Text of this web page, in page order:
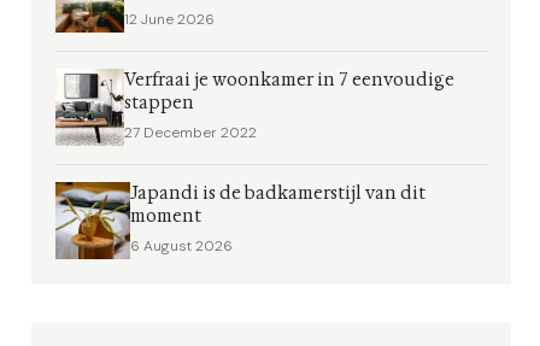
12 June 2026
Verfraai je woonkamer in 7 eenvoudige
stappen
27 December 2022
Japandi is de badkamerstijl van dit
moment
6 August 2026